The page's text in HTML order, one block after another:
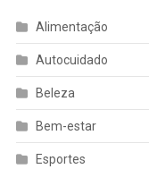
Alimentação
Autocuidado
Beleza
Bem-estar
Esportes